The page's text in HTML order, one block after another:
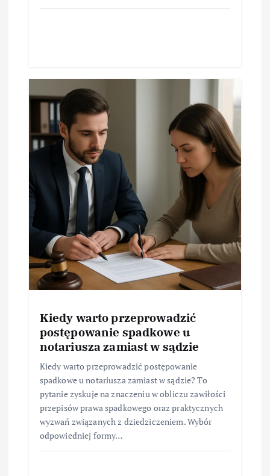
Kiedy warto przeprowadzić
postępowanie spadkowe u
notariusza zamiast w sądzie
Kiedy warto przeprowadzić postępowanie
spadkowe u notariusza zamiast w sądzie? To
pytanie zyskuje na znaczeniu w obliczu zawiłości
przepisów prawa spadkowego oraz praktycznych
wyzwań związanych z dziedziczeniem. Wybór
odpowiedniej formy…